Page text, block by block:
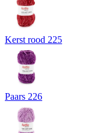
Kerst rood 225
Paars 226